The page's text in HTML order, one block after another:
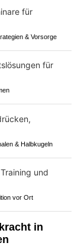
& Vorsorge
& Halbkugeln
vor Ort
in